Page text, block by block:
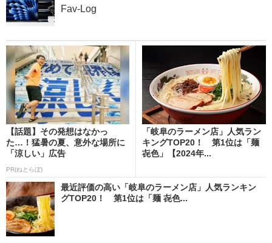
Fav-Log
【話題】その発想はなかっ
た…！猛暑の夏、意外な場所に
「涼しい」広告
PR(ねとらぼ)
「岐阜のラーメン店」人気ラン
キングTOP20！ 第1位は「麺
㐂色」【2024年...
最近評価の高い「岐阜のラーメン店」人気ランキン
グTOP20！ 第1位は「麺 㐂色...